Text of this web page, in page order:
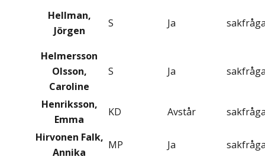
Hellman,
Jörgen
S Ja
Helmersson
Olsson,
Caroline
S Ja
Henriksson,
Emma
KD Avstår
Hirvonen Falk,
Annika
MP Ja